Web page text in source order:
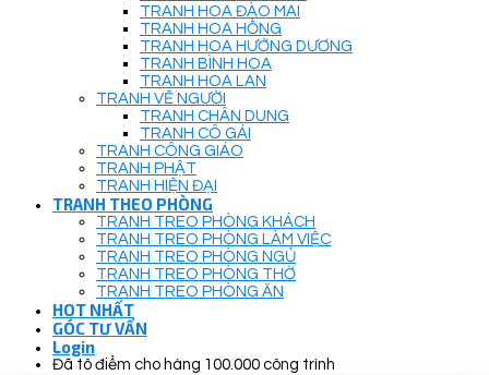
TRANH HOA ĐÀO MAI
TRANH HOA HỒNG
TRANH HOA HƯỚNG DƯƠNG
TRANH BÌNH HOA
TRANH HOA LAN
TRANH VẼ NGƯỜI
TRANH CHÂN DUNG
TRANH CÔ GÁI
TRANH CÔNG GIÁO
TRANH PHẬT
TRANH HIỆN ĐẠI
TRANH THEO PHÒNG
TRANH TREO PHÒNG KHÁCH
TRANH TREO PHÒNG LÀM VIỆC
TRANH TREO PHÒNG NGỦ
TRANH TREO PHÒNG THỜ
TRANH TREO PHÒNG ĂN
HOT NHẤT
GÓC TƯ VẤN
Login
Đã tô điểm cho hàng 100.000 công trình